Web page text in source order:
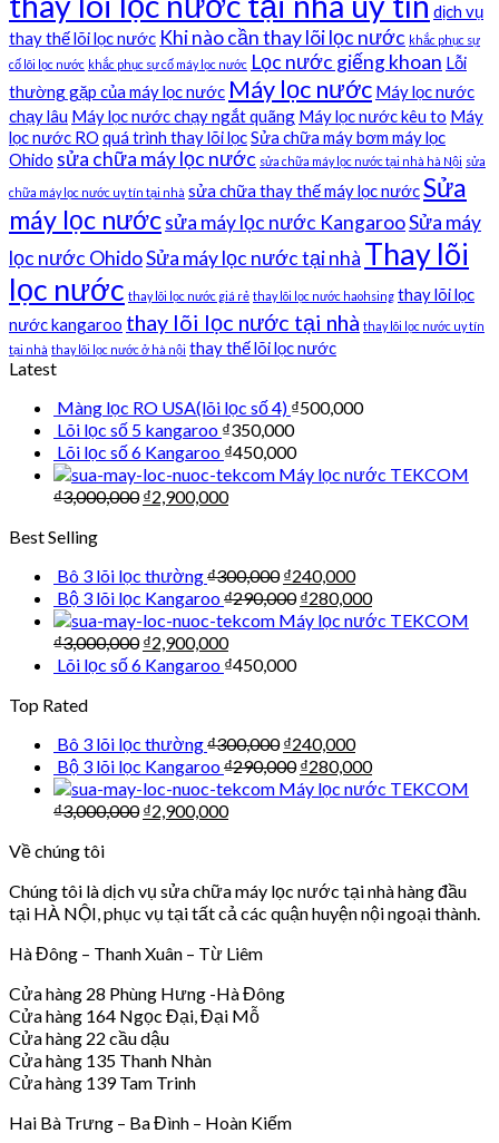
dịch vụ
thay thế lõi lọc nước Khi nào cần thay lõi lọc nước khắc phục sự
cố lõi lọc nước khắc phục sự cố máy lọc nước Lọc nước giếng khoan Lỗi
thường gặp của máy lọc nước Máy lọc nước Máy lọc nước
chạy lâu Máy lọc nước chạy ngắt quãng Máy lọc nước kêu to Máy
lọc nước RO quá trình thay lõi lọcSửa chữa máy bơm máy lọc
Ohido sửa chữa máy lọc nước sửa chữa máy lọc nước tại nhà hà Nội sửa
chữa máy lọc nước uy tín tại nhà sửa chữa thay thế máy lọc nướcSửa
máy lọc nướcsửa máy lọc nước KangarooSửa máy
lọc nước OhidoSửa máy lọc nước tại nhà Thay lõi
lọc nước thay lõi lọc nước giá rẻ thay lõi lọc nước haohsing thay lõi lọc
nước kangaroo thay lõi lọc nước tại nhà thay lõi lọc nước uy tín
tại nhà thay lõi lọc nước ở hà nội thay thế lõi lọc nước
Latest
Màng lọc RO USA(lõi lọc số 4) ₫500,000
Lõi lọc số 5 kangaroo ₫350,000
Lõi lọc số 6 Kangaroo ₫450,000
Máy lọc nước TEKCOM
₫3,000,000 ₫2,900,000
Best Selling
Bô 3 lõi lọc thường₫300,000 ₫240,000
Bộ 3 lõi lọc Kangaroo₫290,000 ₫280,000
Máy lọc nước TEKCOM
₫3,000,000 ₫2,900,000
Lõi lọc số 6 Kangaroo ₫450,000
Top Rated
Bô 3 lõi lọc thường₫300,000 ₫240,000
Bộ 3 lõi lọc Kangaroo₫290,000 ₫280,000
Máy lọc nước TEKCOM
₫3,000,000 ₫2,900,000
Về chúng tôi
Chúng tôi là dịch vụ sửa chữa máy lọc nước tại nhà hàng đầu
tại HÀ NỘI, phục vụ tại tất cả các quận huyện nội ngoại thành.
Hà Đông – Thanh Xuân – Từ Liêm
Cửa hàng 28 Phùng Hưng -Hà Đông
Cửa hàng 164 Ngọc Đại, Đại Mỗ
Cửa hàng 22 cầu dậu
Cửa hàng 135 Thanh Nhàn
Cửa hàng 139 Tam Trinh
Hai Bà Trưng – Ba Đình – Hoàn Kiếm